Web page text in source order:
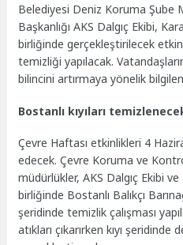
Belediyesi Deniz Koruma Şube
Başkanlığı AKS Dalgıç Ekibi,
birliğinde gerçekleştirilecek
temizliği yapılacak.
bilincini artırmaya yönelik
Bostanlı kıyıları
Çevre Haftası etkinlikleri 4
edecek. Çevre Koruma ve
müdürlükler, AKS Dalgıç Ekibi
birliğinde Bostanlı Balıkçı
şeridinde temizlik çalışması
atıkları çıkarırken kıyı